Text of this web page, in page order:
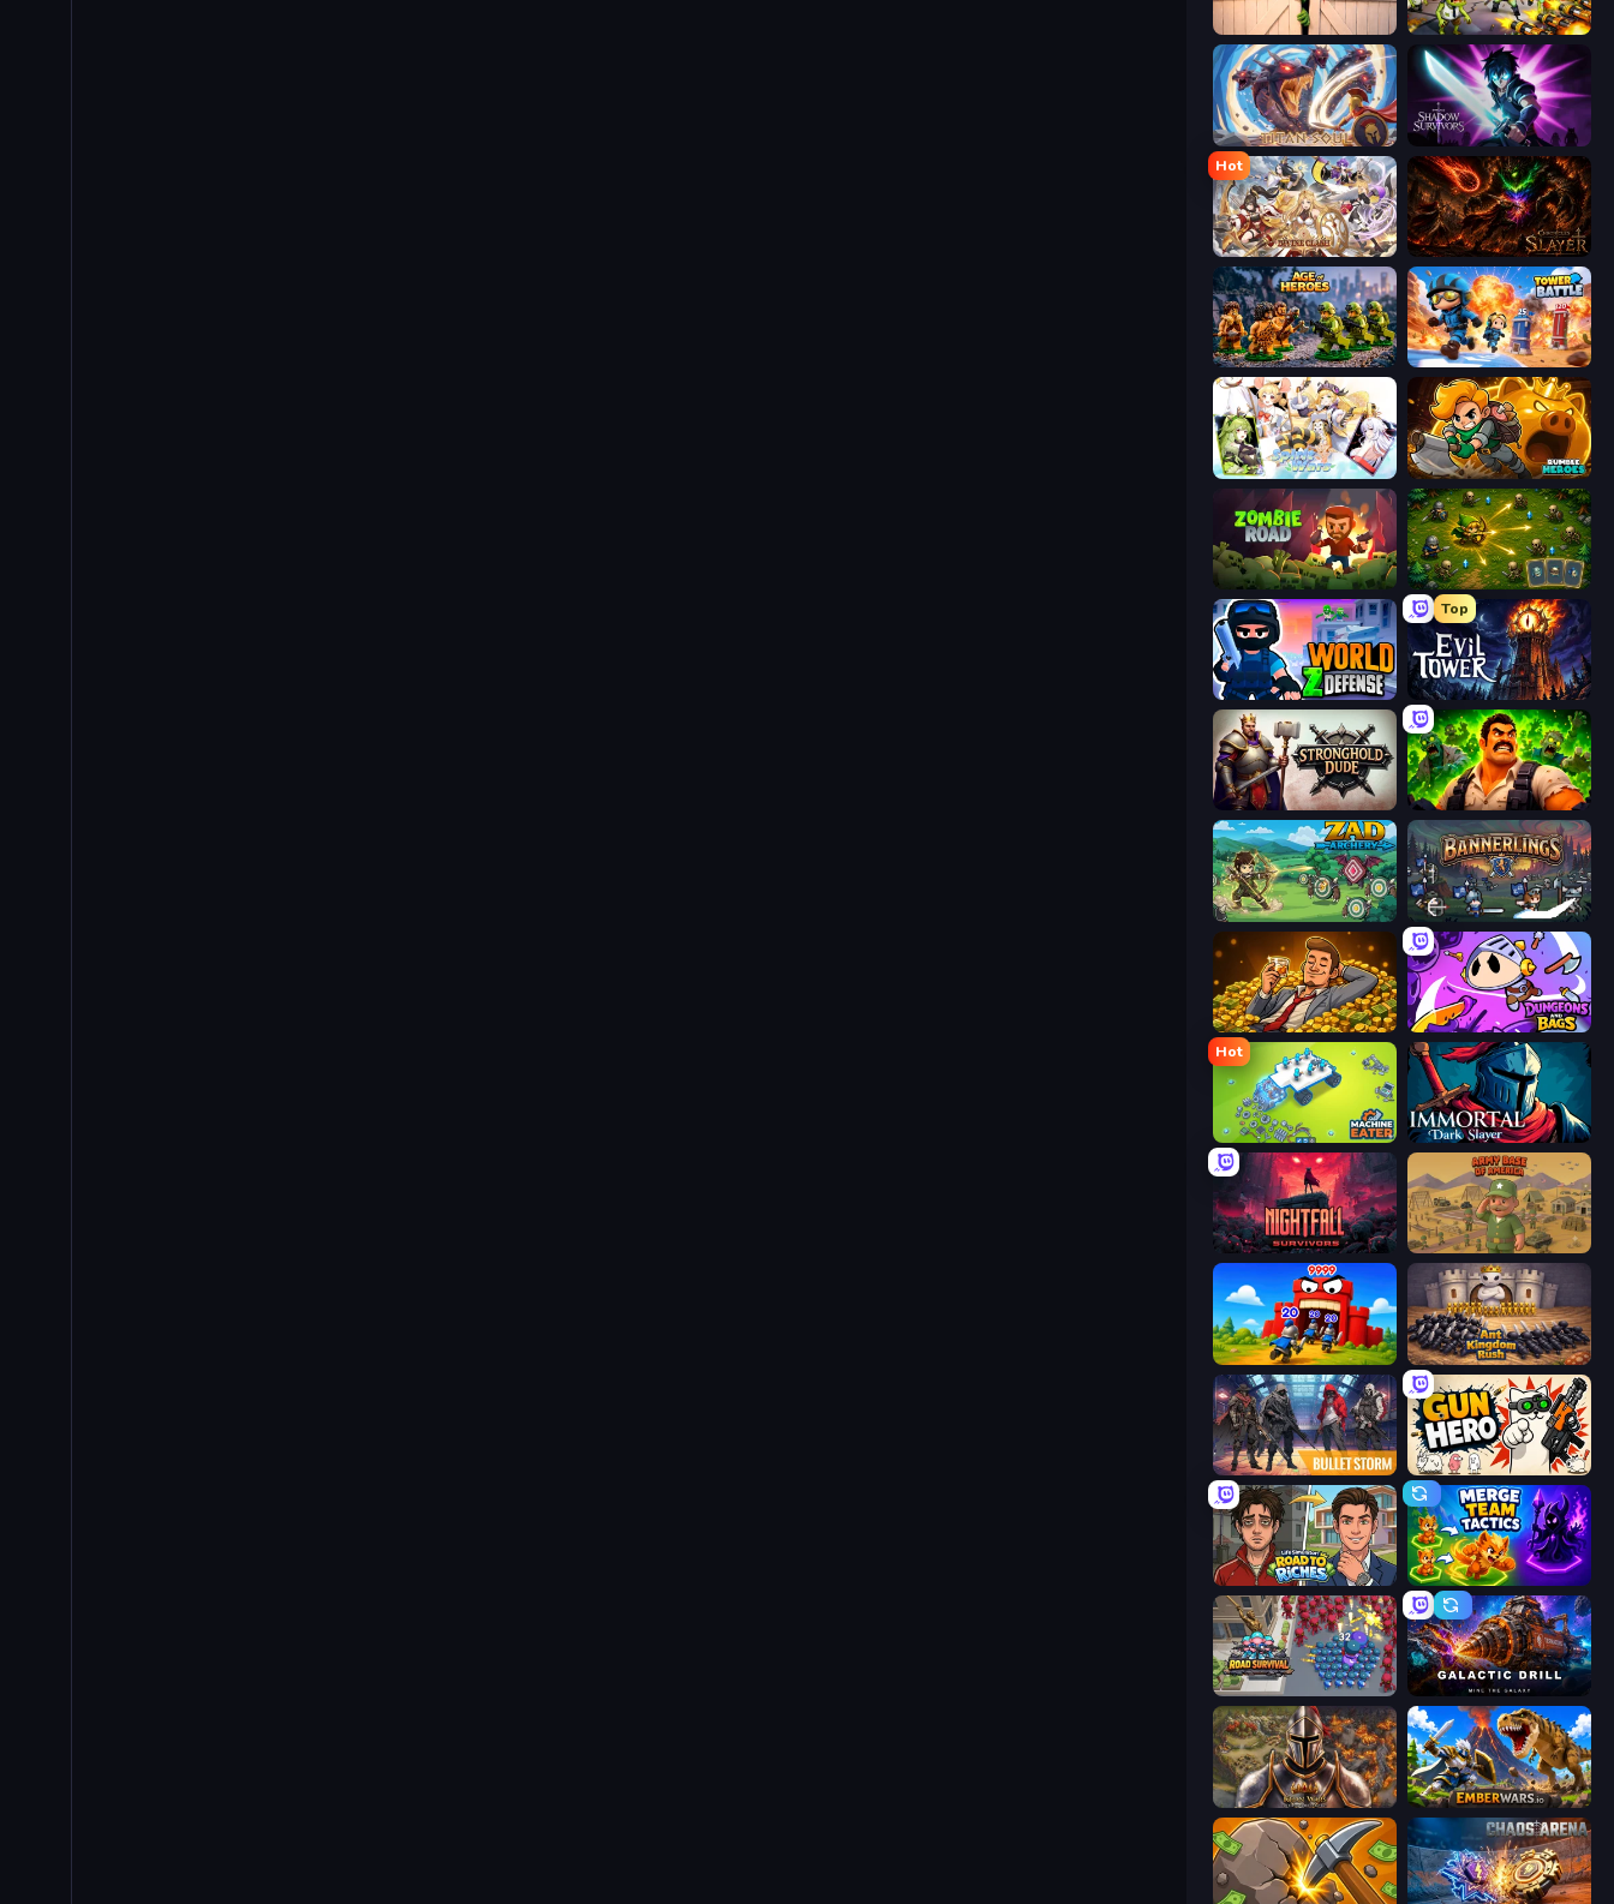
Zombie Protocol Zombies 4 Weapon Merge
Titan Soul: Action RPG Shadow Survivors
Hot
Divine Clash Chronicles of Slayer
Age of Heroes Tower Battle
Spirit Wars Rumble Heroes
Zombie Road Tiny Ranger
World Z Defense - Zombie Defense
Top
Evil Tower
Stronghold Dude Zombie Lab Escape
Zad Archery - Demo Bannerlings
Idle Billionaire Tycoon Dungeons and Bags
Hot
Machine Eater Immortal: Dark Slayer
Nightfall Survivors Army Base Of America
TimeWarriors Ant Kingdom Rush
Bulletstorm Gun Hero: Cat Survival
Life Simulator: Road to Riches Merge Team Tactics
Road Survival Galactic Drill
Khan Wars EmberWars.io